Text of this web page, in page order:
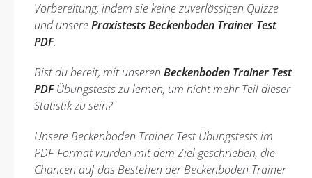
Vorbereitung, indem sie keine zuverlässigen Quizze
und unserePraxistests Beckenboden Trainer Test
PDF.
Bist du bereit, mit unseren Beckenboden Trainer Test
PDFÜbungstests zu lernen, um nicht mehr Teil dieser
Statistik zu sein?
Unsere Beckenboden Trainer Test Übungstests im
PDF-Format wurden mit dem Ziel geschrieben, die
Chancen auf das Bestehen der Beckenboden Trainer